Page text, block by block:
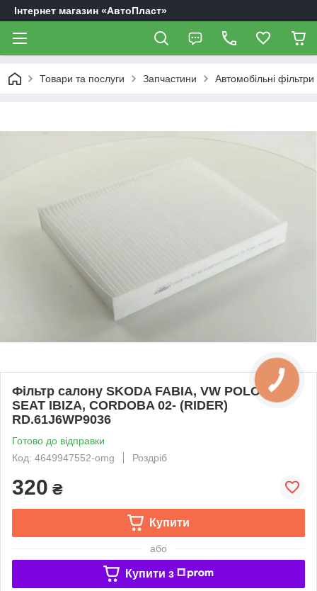
Інтернет магазин «АвтоПласт»
Товари та послуги Запчастини Автомобільні фільтри
Фільтр салону SKODA FABIA, VW POLO 99-,
SEAT IBIZA, CORDOBA 02- (RIDER)
RD.61J6WP9036
Готово до відправки
Код: 4649947552-omg
Роздріб
320 ₴
Купити
або
Купити з